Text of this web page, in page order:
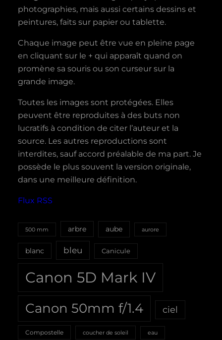
photographies, mais aussi certains dessins et
peintures, faits sur papier ou tablette.
Chaque image peut être vue en pleine page
en cliquant sur le + qui apparaît quand on
promène sa souris ou son curseur sur la
grande image.
Toutes les images sont protégées. Elles
peuvent être reproduites à des buts non
lucratifs à condition de citer l’auteur et la
source. Les autres reproductions sont
interdites, sauf accord préalable de ma part. Je
possède le plus souvent la version originale,
dans une meilleure définition.
Flux RSS
500 mm arbre aube aurore
blanc bleu Canicule
Canon 5D Mark IV
Canon 50mm f/1.4 ciel
Compostelle coucher de soleil eau